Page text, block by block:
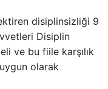
disiplinsizliği 9
Disiplin
ve bu fiile karşılık
olarak